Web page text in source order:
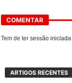
COMENTAR
Tem de tersessão iniciada
ARTIGOS RECENTES